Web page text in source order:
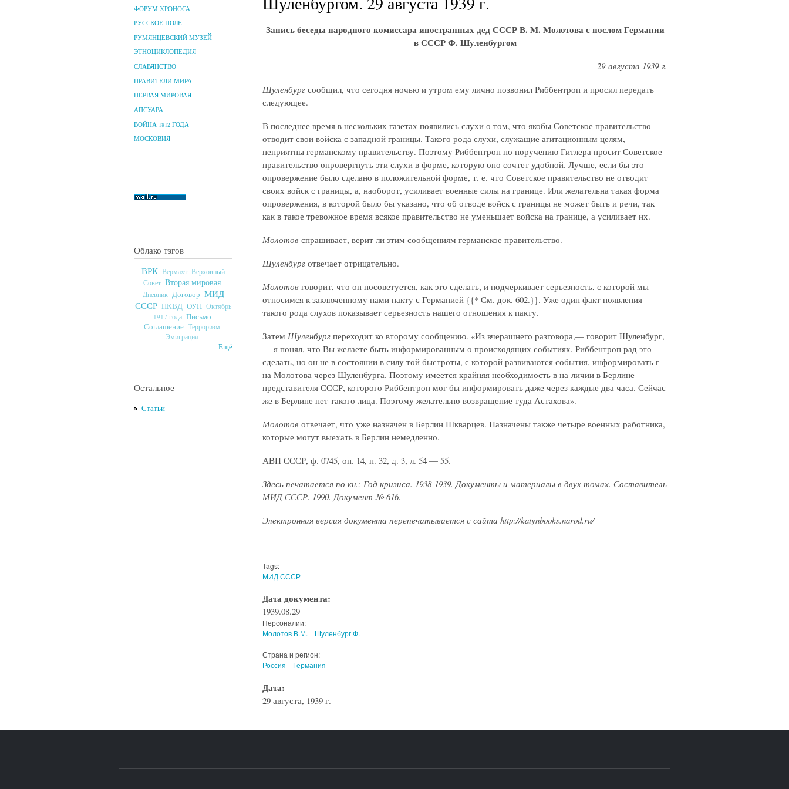
ФОРУМ ХРОНОСА
РУССКОЕ ПОЛЕ
РУМЯНЦЕВСКИЙ МУЗЕЙ
ЭТНОЦИКЛОПЕДИЯ
СЛАВЯНСТВО
ПРАВИТЕЛИ МИРА
ПЕРВАЯ МИРОВАЯ
АПСУАРА
ВОЙНА 1812 ГОДА
МОСКОВИЯ
Облако тэгов
ВРК Вермахт Верховный
Совет Вторая мировая
Дневник Договор МИД
СССР НКВД ОУН Октябрь
1917 года Письмо
Соглашение Терроризм
Эмиграция
Ещё
Остальное
Статьи
Запись беседы народного комиссара иностранных дед СССР В. М. Молотова с послом Германии
в СССР Ф. Шуленбургом
29 августа 1939 г.
Шуленбург сообщил, что сегодня ночью и утром ему лично позвонил Риббентроп и просил передать
следующее.
В последнее время в нескольких газетах появились слухи о том, что якобы Советское правительство
отводит свои войска с западной границы. Такого рода слухи, служащие агитационным целям,
неприятны германскому правительству. Поэтому Риббентроп по поручению Гитлера просит Советское
правительство опровергнуть эти слухи в форме, которую оно сочтет удобной. Лучше, если бы это
опровержение было сделано в положительной форме, т. е. что Советское правительство не отводит
своих войск с границы, а, наоборот, усиливает военные силы на границе. Или желательна такая форма
опровержения, в которой было бы указано, что об отводе войск с границы не может быть и речи, так
как в такое тревожное время всякое правительство не уменьшает войска на границе, а усиливает их.
Молотов спрашивает, верит ли этим сообщениям германское правительство.
Шуленбург отвечает отрицательно.
Молотов говорит, что он посоветуется, как это сделать, и подчеркивает серьезность, с которой мы
относимся к заключенному нами пакту с Германией {{* См. док. 602.}}. Уже один факт появления
такого рода слухов показывает серьезность нашего отношения к пакту.
Затем Шуленбург переходит ко второму сообщению. «Из вчерашнего разговора,— говорит Шуленбург,
— я понял, что Вы желаете быть информированным о происходящих событиях. Риббентроп рад это
сделать, но он не в состоянии в силу той быстроты, с которой развиваются события, информировать г-
на Молотова через Шуленбурга. Поэтому имеется крайняя необходимость в на-личии в Берлине
представителя СССР, которого Риббентроп мог бы информировать даже через каждые два часа. Сейчас
же в Берлине нет такого лица. Поэтому желательно возвращение туда Астахова».
Молотов отвечает, что уже назначен в Берлин Шкварцев. Назначены также четыре военных работника,
которые могут выехать в Берлин немедленно.
АВП СССР, ф. 0745, оп. 14, п. 32, д. 3, л. 54 — 55.
Здесь печатается по кн.: Год кризиса. 1938-1939. Документы и материалы в двух томах. Составитель
МИД СССР. 1990. Документ № 616.
Электронная версия документа перепечатывается с сайта http://katynbooks.narod.ru/
Tags:
МИД СССР
Дата документа:
1939.08.29
Персоналии:
Молотов В.М.
Шуленбург Ф.
Страна и регион:
Россия
Германия
Дата:
29 августа, 1939 г.